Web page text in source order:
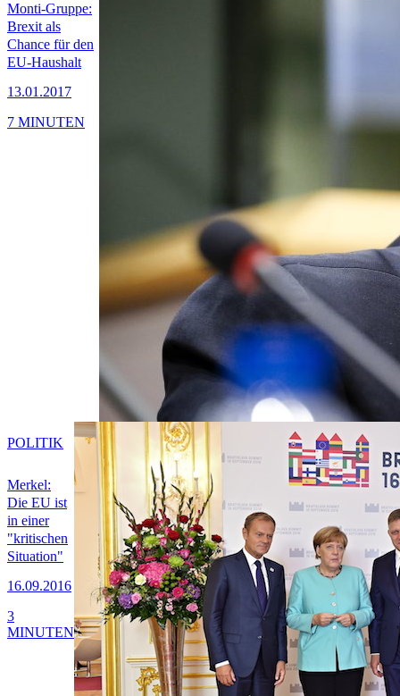
Monti-Gruppe:
Brexit als
Chance für den
EU-Haushalt
13.01.2017
7 MINUTEN
Merkel:
Die EU ist
in einer
"kritischen
Situation"
16.09.2016
POLITIK
3
MINUTEN